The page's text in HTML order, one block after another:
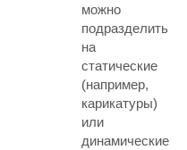
можно
подразделить
на
статические
(например,
карикатуры)
или
динамические